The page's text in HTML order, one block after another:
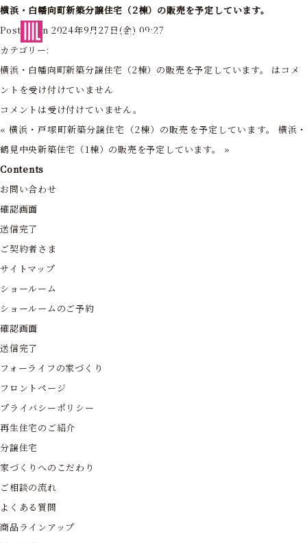
フォーライフ株式会社
横浜・白幡向町新築分譲住宅（2棟）の販売を予定しています。
Posted on 2024年9月27日(金) 09:27
カテゴリー:
横浜・白幡向町新築分譲住宅（2棟）の販売を予定しています。 は コメ
ントを受け付けていません
コメントは受け付けていません。
« 横浜・戸塚町新築分譲住宅（2棟）の販売を予定しています。
横浜・
鶴見中央新築住宅（1棟）の販売を予定しています。
»
Contents
お問い合わせ
確認画面
送信完了
ご契約者さま
サイトマップ
ショールーム
ショールームのご予約
確認画面
送信完了
フォーライフの家づくり
フロントページ
プライバシーポリシー
再生住宅のご紹介
分譲住宅
家づくりへのこだわり
ご相談の流れ
よくある質問
商品ラインアップ